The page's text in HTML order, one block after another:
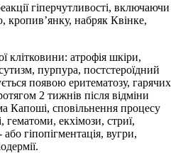
гіперчутливості, включаючи
кропив’янку, набряк Квінке,
клітковини: атрофія шкіри,
пурпура, постстероїдний
появою еритематозу, гарячих
2 тижнів після відміни
Капоші, сповільнення процесу
гематоми, екхімози, стриї,
гіпопігментація, вугри,